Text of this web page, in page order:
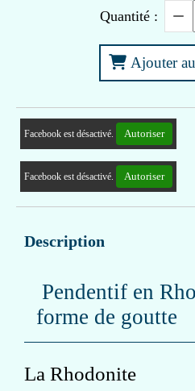
Quantité :
Ajouter
Facebook est désactivé. Autoriser
Facebook est désactivé. Autoriser
Description
Pendentif en
forme de goutte
La Rhodonite